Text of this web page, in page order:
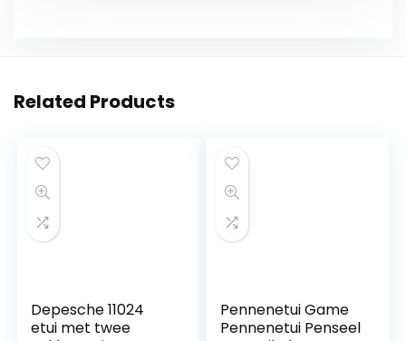
Related Products
Depesche 11024
etui met twee
Pennenetui Game
Pennenetui Penseel